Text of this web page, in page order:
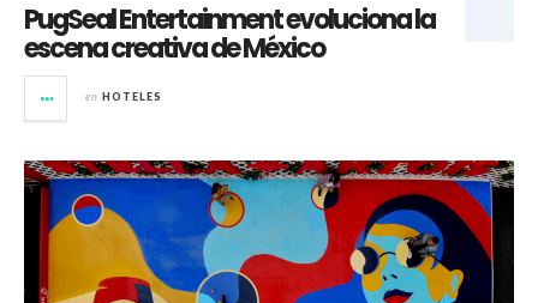
PugSeal Entertainment evoluciona la
escena creativa de México
en HOTELES